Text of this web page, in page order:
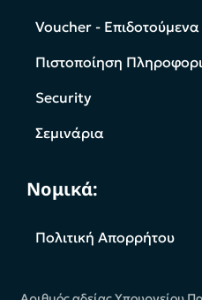
Voucher - Επιδοτούμενα
Πιστοποίηση
Security
Σεμινάρια
Νομικά:
Πολιτική Απορρήτου